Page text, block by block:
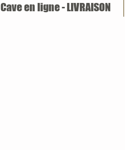
Cave en ligne - LIVRAISON